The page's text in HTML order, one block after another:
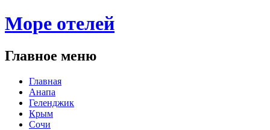
Море отелей
Главное меню
Главная
Анапа
Геленджик
Крым
Сочи